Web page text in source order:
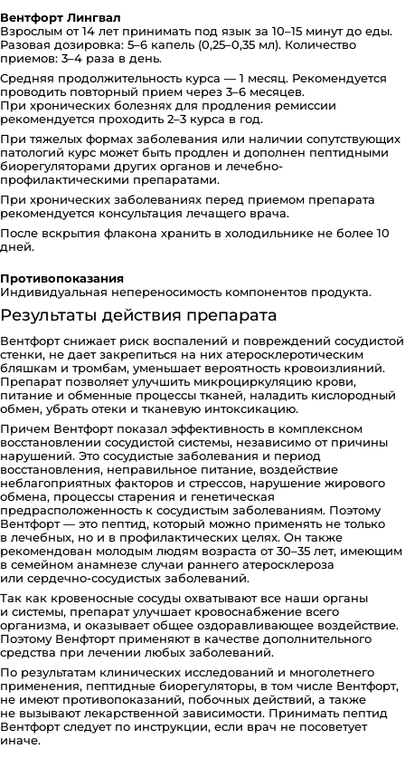
Вентфорт Лингвал
Взрослым от 14 лет принимать под язык за 10–15 минут до еды.
Разовая дозировка: 5–6 капель (0,25–0,35 мл). Количество
приемов: 3–4 раза в день.
Средняя продолжительность курса — 1 месяц. Рекомендуется
проводить повторный прием через 3–6 месяцев.
При хронических болезнях для продления ремиссии
рекомендуется проходить 2–3 курса в год.
При тяжелых формах заболевания или наличии сопутствующих
патологий курс может быть продлен и дополнен пептидными
биорегуляторами других органов и лечебно-
профилактическими препаратами.
При хронических заболеваниях перед приемом препарата
рекомендуется консультация лечащего врача.
После вскрытия флакона хранить в холодильнике не более 10
дней.
Противопоказания
Индивидуальная непереносимость компонентов продукта.
Результаты действия препарата
Вентфорт снижает риск воспалений и повреждений сосудистой
стенки, не дает закрепиться на них атеросклеротическим
бляшкам и тромбам, уменьшает вероятность кровоизлияний.
Препарат позволяет улучшить микроциркуляцию крови,
питание и обменные процессы тканей, наладить кислородный
обмен, убрать отеки и тканевую интоксикацию.
Причем Вентфорт показал эффективность в комплексном
восстановлении сосудистой системы, независимо от причины
нарушений. Это сосудистые заболевания и период
восстановления, неправильное питание, воздействие
неблагоприятных факторов и стрессов, нарушение жирового
обмена, процессы старения и генетическая
предрасположенность к сосудистым заболеваниям. Поэтому
Вентфорт — это пептид, который можно применять не только
в лечебных, но и в профилактических целях. Он также
рекомендован молодым людям возраста от 30–35 лет, имеющим
в семейном анамнезе случаи раннего атеросклероза
или сердечно-сосудистых заболеваний.
Так как кровеносные сосуды охватывают все наши органы
и системы, препарат улучшает кровоснабжение всего
организма, и оказывает общее оздоравливающее воздействие.
Поэтому Венфторт применяют в качестве дополнительного
средства при лечении любых заболеваний.
По результатам клинических исследований и многолетнего
применения, пептидные биорегуляторы, в том числе Вентфорт,
не имеют противопоказаний, побочных действий, а также
не вызывают лекарственной зависимости. Принимать пептид
Вентфорт следует по инструкции, если врач не посоветует
иначе.